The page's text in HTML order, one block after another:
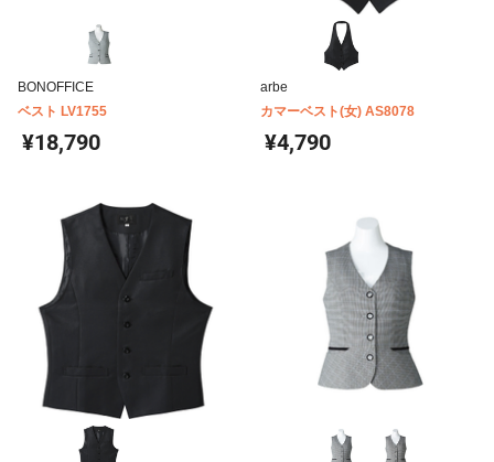
BONOFFICE
ベスト LV1755
¥18,790
arbe
カマーベスト(女) AS8078
¥4,790